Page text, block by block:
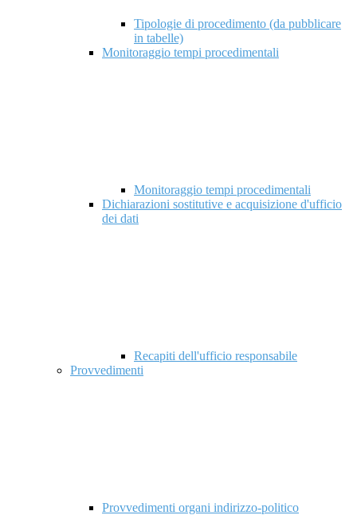
Tipologie di procedimento (da pubblicare
in tabelle)
Monitoraggio tempi procedimentali
Monitoraggio tempi procedimentali
Dichiarazioni sostitutive e acquisizione d'ufficio
dei dati
Recapiti dell'ufficio responsabile
Provvedimenti
Provvedimenti organi indirizzo-politico